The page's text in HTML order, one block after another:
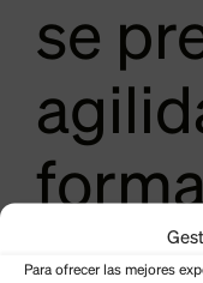
Para ofrecer las mejores
se